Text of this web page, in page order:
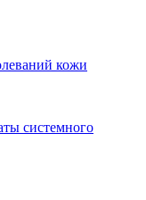
кожи
системного